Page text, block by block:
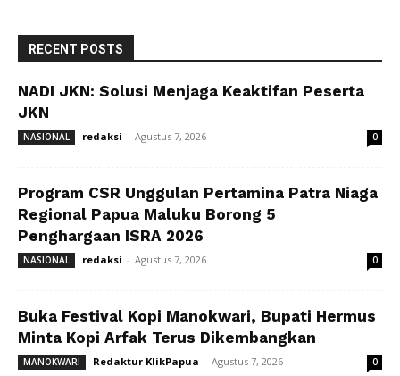
RECENT POSTS
NADI JKN: Solusi Menjaga Keaktifan Peserta
JKN
NASIONAL redaksi - Agustus 7, 2026 0
Program CSR Unggulan Pertamina Patra Niaga
Regional Papua Maluku Borong 5
Penghargaan ISRA 2026
NASIONAL redaksi - Agustus 7, 2026 0
Buka Festival Kopi Manokwari, Bupati Hermus
Minta Kopi Arfak Terus Dikembangkan
MANOKWARI Redaktur KlikPapua - Agustus 7, 2026 0